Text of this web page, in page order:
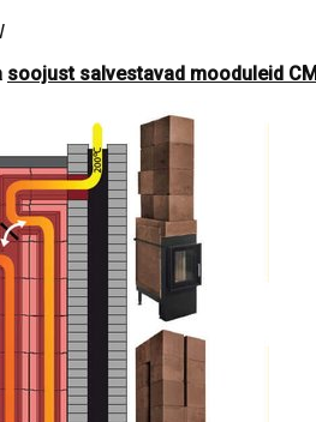
soojust salvestavad mooduleid